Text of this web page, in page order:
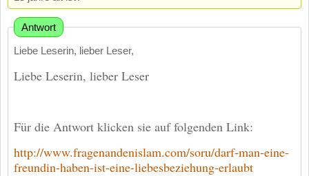
Antwort
Liebe Leserin, lieber Leser,
Liebe Leserin, lieber Leser
Für die Antwort klicken sie auf folgenden Link:
http://www.fragenandenislam.com/soru/darf-man-eine-
freundin-haben-ist-eine-liebesbeziehung-erlaubt